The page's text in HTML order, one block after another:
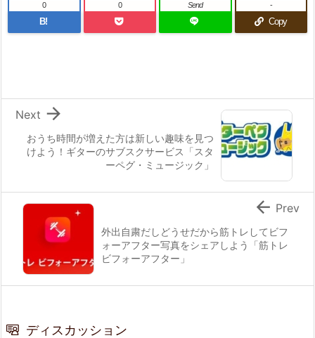
B!
0 0 Send
Copy
-
おうち時間が増えた方は新しい趣味を見つ
けよう！ギターのサブスクサービス「スタ
ーペグ・ミュージック」

Next
外出自粛だしどうせだから筋トレしてビフ
ォーアフター写真をシェアしよう「筋トレ
ビフォーアフター」
 Prev
ディスカッション